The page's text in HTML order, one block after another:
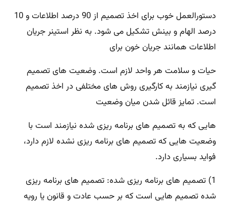
دستورالعمل خوب برای اخذ تصمیم از 90 درصد اطلاعات و 10
درصد الهام و بینش تشکیل می شود. به نظر استینر جریان
اطلاعات همانند جریان خون برای
حیات و سلامت هر واحد لازم است. وضعیت های تصمیم
گیری نیازمند به کارگیری روش های مختلفی در اخذ تصمیم
است. تمایز قائل شدن میان وضعیت
هایی که به تصمیم های برنامه ریزی شده نیازمند است با
وضعیت هایی که تصمیم های برنامه ریزی نشده لازم دارد،
فواید بسیاری دارد.
1) تصمیم های برنامه ریزی شده: تصمیم های برنامه ریزی
شده تصمیم هایی است که بر حسب عادت و قانون یا رویه